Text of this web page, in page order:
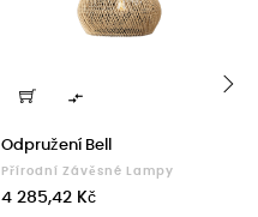

Odpružení Bell
Přírodní Závěsné Lampy
Cena
4 285,42 Kč